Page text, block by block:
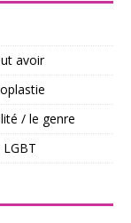
avoir
/ le genre